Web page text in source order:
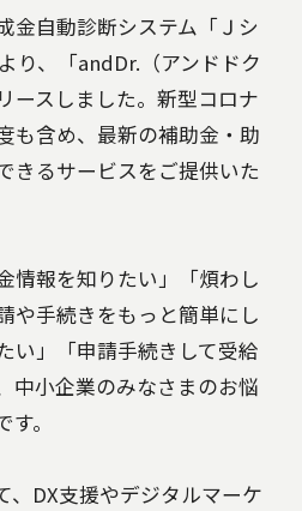
金自動診断システム「Ｊシ
り、「andDr.（アンドドク
ースしました。新型コロナ
も含め、最新の補助金・助
きるサービスをご提供いた
情報を知りたい」「煩わし
や手続きをもっと簡単にし
い」「申請手続きして受給
中小企業のみなさまのお悩
。
、DX支援やデジタルマーケ